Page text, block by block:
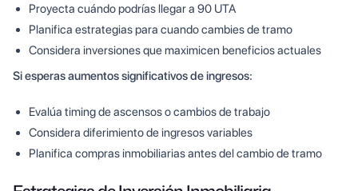
Proyecta cuándo podrías llegar a 90 UTA
Planifica estrategias para cuando cambies de tramo
Considera inversiones que maximicen beneficios actuales
Si esperas aumentos significativos de ingresos:
Evalúa timing de ascensos o cambios de trabajo
Considera diferimiento de ingresos variables
Planifica compras inmobiliarias antes del cambio de tramo